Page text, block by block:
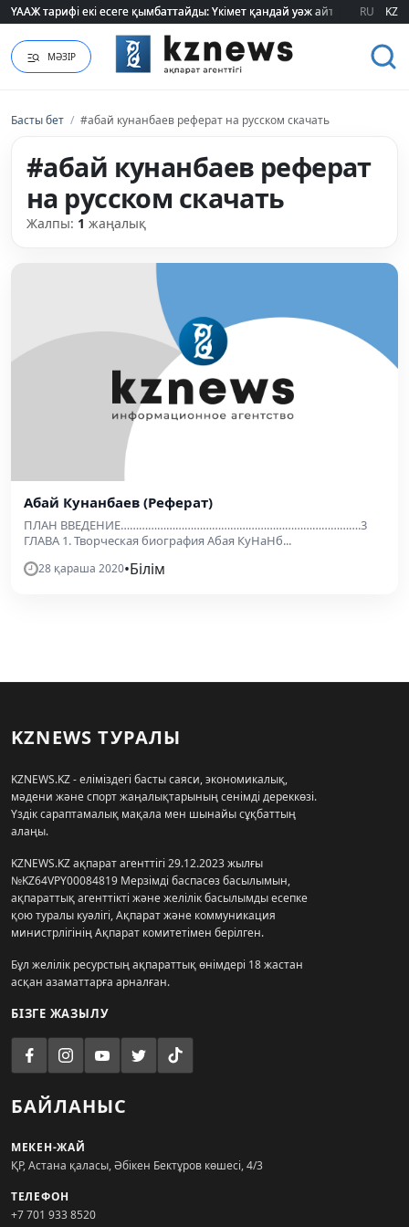
ҮААЖ тарифі екі есеге қымбаттайды: Үкімет қандай уәж айтады?
ҮААЖ тарифі екі есеге қымбаттайды: Үкімет қандай уәж айтады? RU KZ
МӘЗІР
Басты бет / #абай кунанбаев реферат на русском скачать
#абай кунанбаев реферат
на русском скачать
Жалпы: 1 жаңалық
Абай Кунанбаев (Реферат)
ПЛАН ВВЕДЕНИЕ…………………………………………………………………….3
ГЛАВА 1. Творческая биография Абая КуНаНб...
28 қараша 2020•Білім
KZNEWS ТУРАЛЫ
KZNEWS.KZ - еліміздегі басты саяси, экономикалық,
мәдени және спорт жаңалықтарының сенімді дереккөзі.
Үздік сараптамалық мақала мен шынайы сұқбаттың
алаңы.
KZNEWS.KZ ақпарат агенттігі 29.12.2023 жылғы
№KZ64VPY00084819 Мерзімді баспасөз басылымын,
ақпараттық агенттікті және желілік басылымды есепке
қою туралы куәлігі, Ақпарат және коммуникация
министрлігінің Ақпарат комитетімен берілген.
Бұл желілік ресурстың ақпараттық өнімдері 18 жастан
асқан азаматтарға арналған.
БІЗГЕ ЖАЗЫЛУ
БАЙЛАНЫС
МЕКЕН-ЖАЙ
ҚР, Астана қаласы, Әбікен Бектұров көшесі, 4/3
ТЕЛЕФОН
+7 701 933 8520